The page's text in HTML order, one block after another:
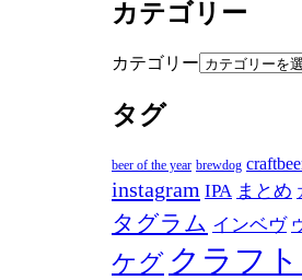
カテゴリー
カテゴリー
タグ
beer of the year brewdog
instagram IPA まとめ
タグラム インベヴ
ケグ クラフ